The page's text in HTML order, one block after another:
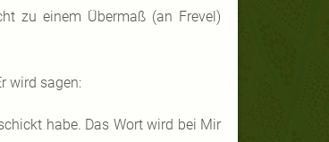
zu einem Übermaß (an Frevel)
wird sagen:
habe. Das Wort wird bei Mir